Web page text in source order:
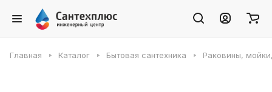
Главная Каталог Бытовая сантехника Раковины,